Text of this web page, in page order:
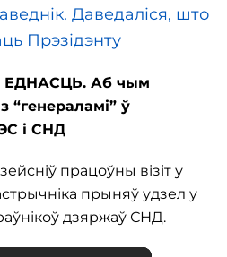
Даведаліся, што
Прэзідэнту
Аб чым
“генераламі” ў
і СНД
працоўны візіт у
прыняў удзел у
дзяржаў СНД.